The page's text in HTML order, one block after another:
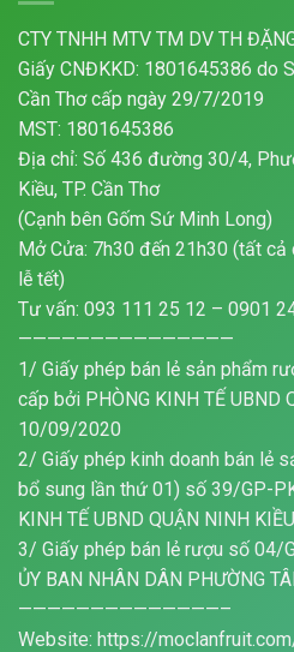
CTY TNHH MTV TM DV TH
Giấy CNĐKKD: 1801645386 do
Cần Thơ cấp ngày 29/7/2019
MST: 1801645386
Địa chỉ: Số 436 đường 30/4,
Kiều, TP. Cần Thơ
(Cạnh bên Gốm Sứ Minh Long)
Mở Cửa: 7h30 đến 21h30 (tất cả
lễ tết)
Tư vấn: 093 111 25 12 – 0901
———————————————
1/ Giấy phép bán lẻ sản phẩm
cấp bởi PHÒNG KINH TẾ UBND
10/09/2020
2/ Giấy phép kinh doanh bán lẻ
bổ sung lần thứ 01) số 39/GP-
KINH TẾ UBND QUẬN NINH
3/ Giấy phép bán lẻ rượu số 04/
ỦY BAN NHÂN DÂN PHƯỜNG
——————————————–
Website: https://